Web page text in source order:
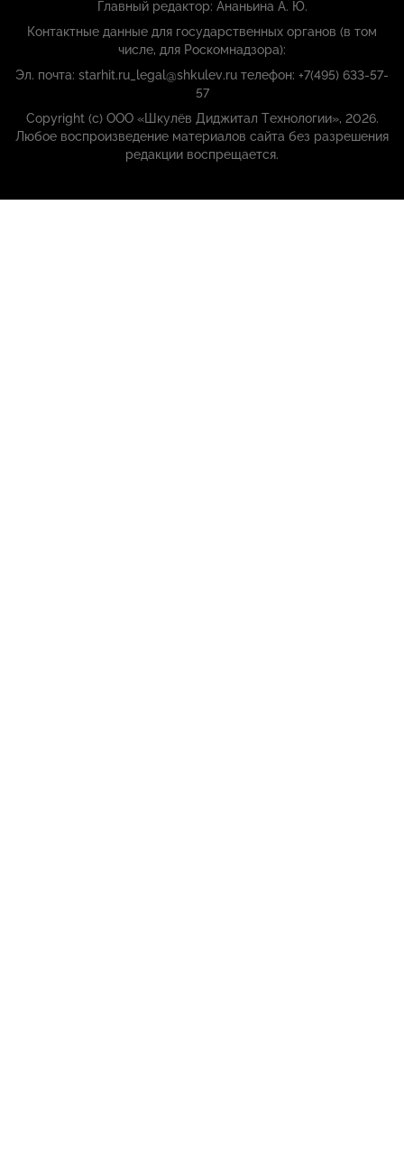
Главный редактор: Ананьина А. Ю.
Контактные данные для государственных органов (в том
числе, для Роскомнадзора):
Эл. почта: starhit.ru_legal@shkulev.ru телефон: +7(495) 633-57-
57
Copyright (с) ООО «Шкулёв Диджитал Технологии», 2026.
Любое воспроизведение материалов сайта без разрешения
редакции воспрещается.